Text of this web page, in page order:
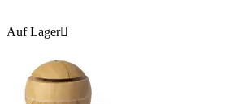
Auf Lager